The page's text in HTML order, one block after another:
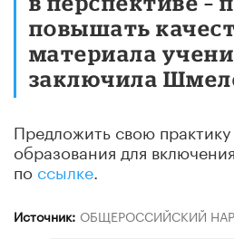
повышать
материала
заключила
Предложить свою
образования для
поссылке
Источник: ОБЩЕРОССИЙСКИЙ